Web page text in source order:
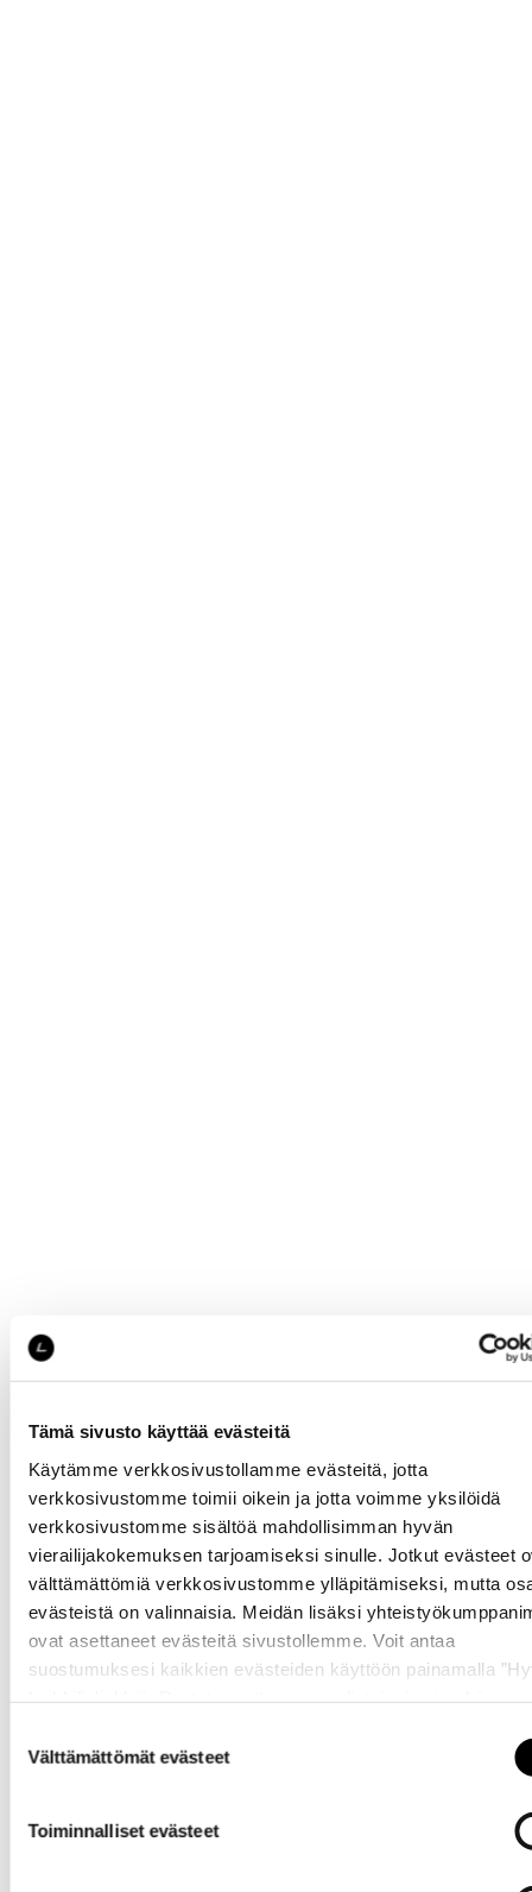
Tämä sivusto käyttää evästeitä
Käytämme verkkosivustollamme evästeitä, jotta
verkkosivustomme toimii oikein ja jotta voimme yksilöidä
verkkosivustomme sisältöä mahdollisimman hyvän
vierailijakokemuksen tarjoamiseksi sinulle. Jotkut evästeet
välttämättömiä verkkosivustomme ylläpitämiseksi, mutta
evästeistä on valinnaisia. Meidän lisäksi
ovat asettaneet evästeitä sivustollemme. Voit antaa
suostumuksesi kaikkien evästeiden käyttöön painamalla
valinta
Välttämättömät evästeet
Toiminnalliset evästeet